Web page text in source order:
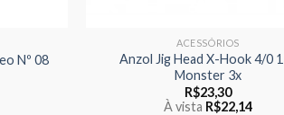
Nº 08
ACESSÓRIOS
Anzol Jig Head X-Hook 4/0
Monster 3x
R$23,30
À vista R$22,14